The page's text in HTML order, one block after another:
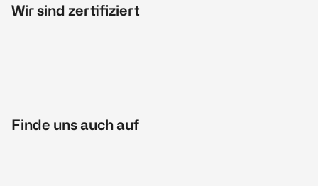
Wir sind zertifiziert
Finde uns auch auf